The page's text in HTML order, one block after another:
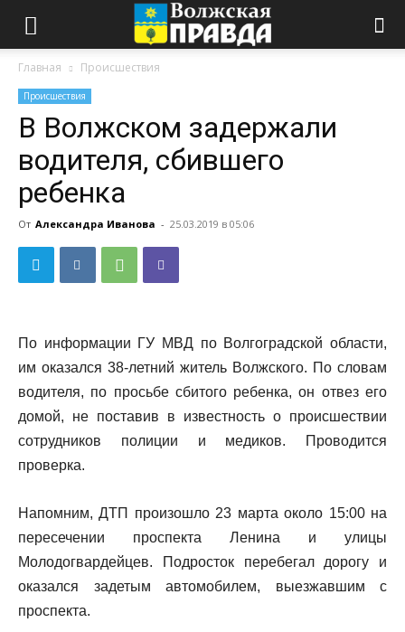
Главная Происшествия
Происшествия
В Волжском задержали
водителя, сбившего
ребенка
От Александра Иванова - 25.03.2019 в 05:06
По информации ГУ МВД по Волгоградской области,
им оказался 38-летний житель Волжского. По словам
водителя, по просьбе сбитого ребенка, он отвез его
домой, не поставив в известность о происшествии
сотрудников полиции и медиков. Проводится
проверка.
Напомним, ДТП произошло 23 марта около 15:00 на
пересечении проспекта Ленина и улицы
Молодогвардейцев. Подросток перебегал дорогу и
оказался задетым автомобилем, выезжавшим с
проспекта.